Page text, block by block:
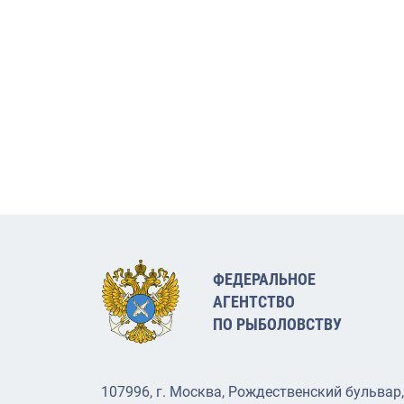
ФЕДЕРАЛЬНОЕ
АГЕНТСТВО
ПО РЫБОЛОВСТВУ
107996, г. Москва, Рождественский бульвар,